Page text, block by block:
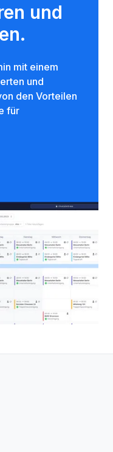
und
mit einem
und
den Vorteilen
für